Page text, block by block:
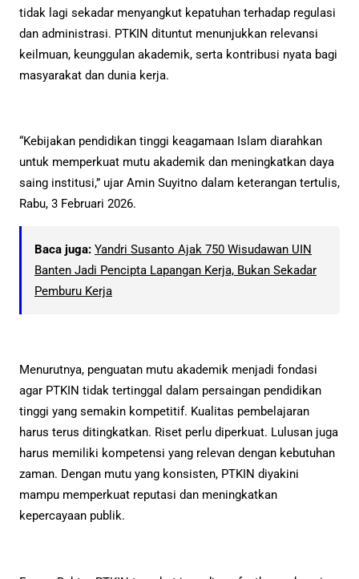
tidak lagi sekadar menyangkut kepatuhan terhadap regulasi
dan administrasi. PTKIN dituntut menunjukkan relevansi
keilmuan, keunggulan akademik, serta kontribusi nyata bagi
masyarakat dan dunia kerja.
“Kebijakan pendidikan tinggi keagamaan Islam diarahkan
untuk memperkuat mutu akademik dan meningkatkan daya
saing institusi,” ujar Amin Suyitno dalam keterangan tertulis,
Rabu, 3 Februari 2026.
Baca juga: Yandri Susanto Ajak 750 Wisudawan UIN
Banten Jadi Pencipta Lapangan Kerja, Bukan Sekadar
Pemburu Kerja
Menurutnya, penguatan mutu akademik menjadi fondasi
agar PTKIN tidak tertinggal dalam persaingan pendidikan
tinggi yang semakin kompetitif. Kualitas pembelajaran
harus terus ditingkatkan. Riset perlu diperkuat. Lulusan juga
harus memiliki kompetensi yang relevan dengan kebutuhan
zaman. Dengan mutu yang konsisten, PTKIN diyakini
mampu memperkuat reputasi dan meningkatkan
kepercayaan publik.